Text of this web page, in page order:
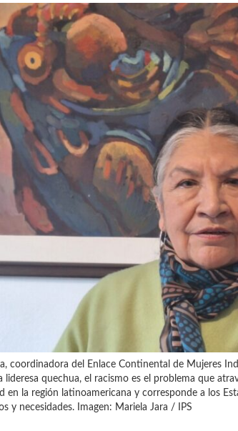
coordinadora del Enlace Continental de Mujeres
lideresa quechua, el racismo es el problema que
en la región latinoamericana y corresponde a los
y necesidades. Imagen: Mariela Jara / IPS